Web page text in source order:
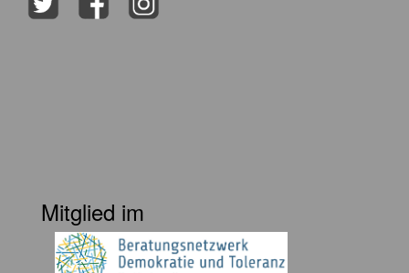
Mitglied im